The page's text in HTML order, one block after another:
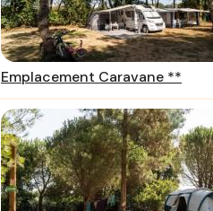
Emplacement Caravane **